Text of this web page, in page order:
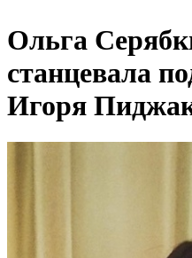
Ольга
станцевала
Игоря